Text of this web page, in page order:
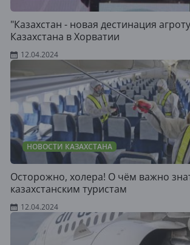
"Казахстан - новая дестинация
Казахстана в Хорватии
12.04.2024
НОВОСТИ КАЗАХСТАНА
Осторожно, холера! О чём важно
казахстанским туристам
12.04.2024